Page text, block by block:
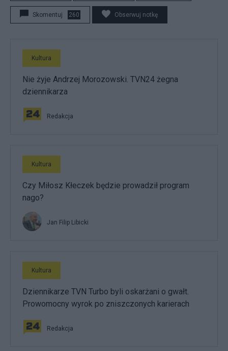
Skomentuj 260 Obserwuj notkę
Kultura
Nie żyje Andrzej Morozowski. TVN24 żegna
dziennikarza
Redakcja
Kultura
Czy Miłosz Kłeczek będzie prowadził program
nago?
Jan Filip Libicki
Kultura
Dziennikarze TVN Turbo byli oskarżani o gwałt.
Prowomocny wyrok po zniszczonych karierach
Redakcja